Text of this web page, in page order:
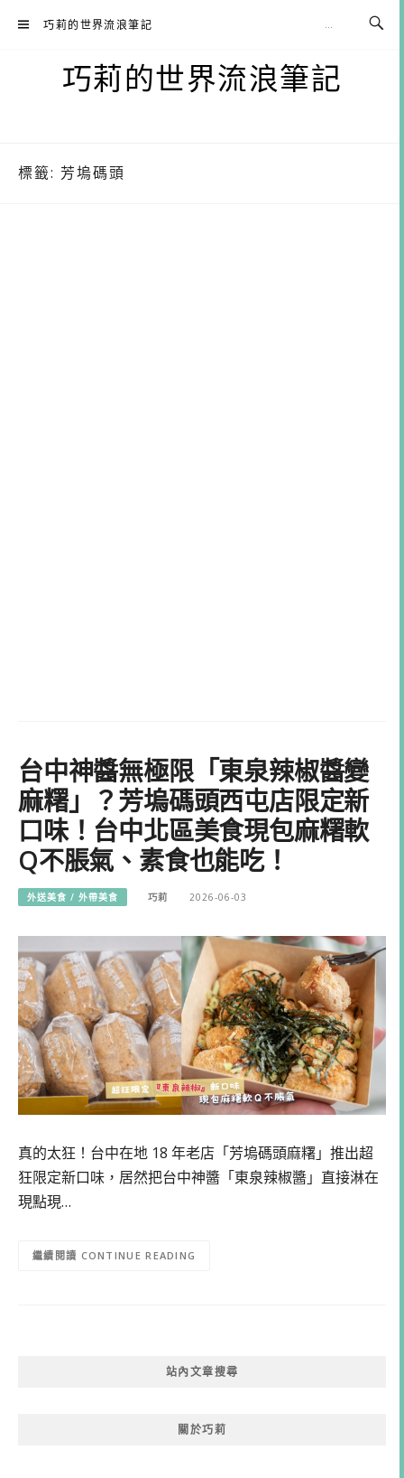
巧莉的世界流浪筆記
巧莉的世界流浪筆記
標籤: 芳塢碼頭
台中神醬無極限「東泉辣椒醬變
麻糬」？芳塢碼頭西屯店限定新
口味！台中北區美食現包麻糬軟
Q不脹氣、素食也能吃！
外送美食 / 外帶美食 巧莉 2026-06-03
真的太狂！台中在地 18 年老店「芳塢碼頭麻糬」推出超
狂限定新口味，居然把台中神醬「東泉辣椒醬」直接淋在
現點現…
CONTINUE READING
站內文章搜尋
關於巧莉